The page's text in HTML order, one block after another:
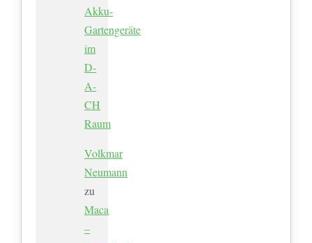
Akku-
Gartengeräte
im
D-
A-
CH
Raum
Volkmar
Neumann
zu
Maca
–